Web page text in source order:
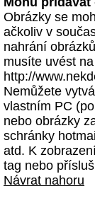
Obrázky se
ačkoliv v
nahrání
musíte uvést
http://
Nemůžete
vlastním PC
nebo obrázky
schránky
atd. K
tag nebo
Návrat nahoru